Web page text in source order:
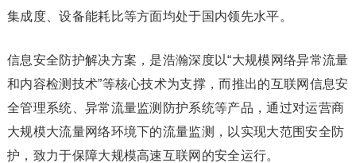
集成度、设备能耗比等方面均处于国内领先水平。
信息安全防护解决方案，是浩瀚深度以“大规模网络异常流量
和内容检测技术”等核心技术为支撑，而推出的互联网信息安
全管理系统、异常流量监测防护系统等产品，通过对运营商
大规模大流量网络环境下的流量监测，以实现大范围安全防
护，致力于保障大规模高速互联网的安全运行。